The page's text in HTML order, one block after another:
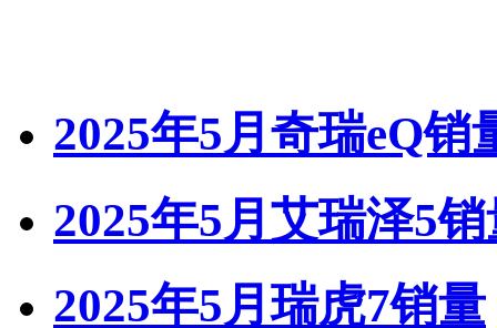
2025年5月奇瑞eQ销
2025年5月艾瑞泽5
2025年5月瑞虎7销量